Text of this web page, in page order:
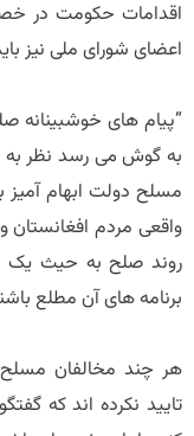
اقدامات حکومت در
اعضای شورای ملی نیز
“پیام های خوشبینانه
به گوش می رسد نظر به
مسلح دولت ابهام آمیز
واقعی مردم
روند صلح به حیث یک
برنامه های آن مطلع
هر چند مخالفان
تایید نکرده اند که